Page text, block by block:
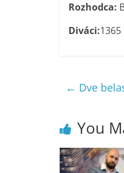
Rozhodca:
Diváci:1365
← Dve
You